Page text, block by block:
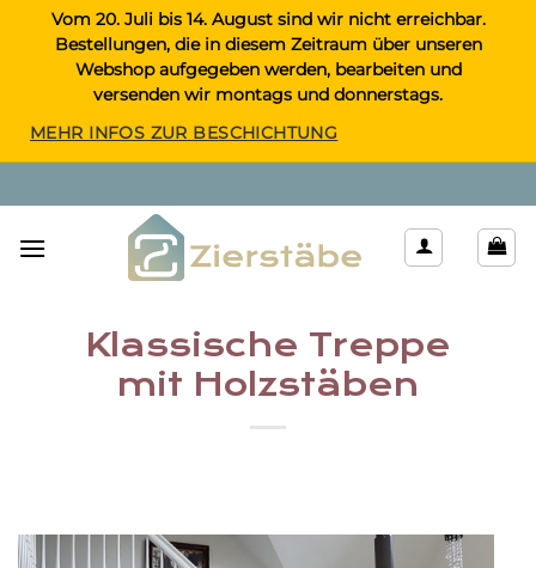
Inhalt
springen
Vom 20. Juli bis 14. August sind wir nicht erreichbar.
Bestellungen, die in diesem Zeitraum über unseren
Webshop aufgegeben werden, bearbeiten und
versenden wir montags und donnerstags.
MEHR INFOS ZUR BESCHICHTUNG
Klassische Treppe
mit Holzstäben